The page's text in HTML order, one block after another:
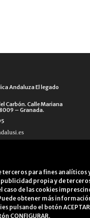
terceros para fines
propia y de
caso de las cookies
obtener más
pulsando el botón
CONFIGURAR.
Andaluza El legado
Carbón. Calle Mariana
– Granada.
Política de privacidad